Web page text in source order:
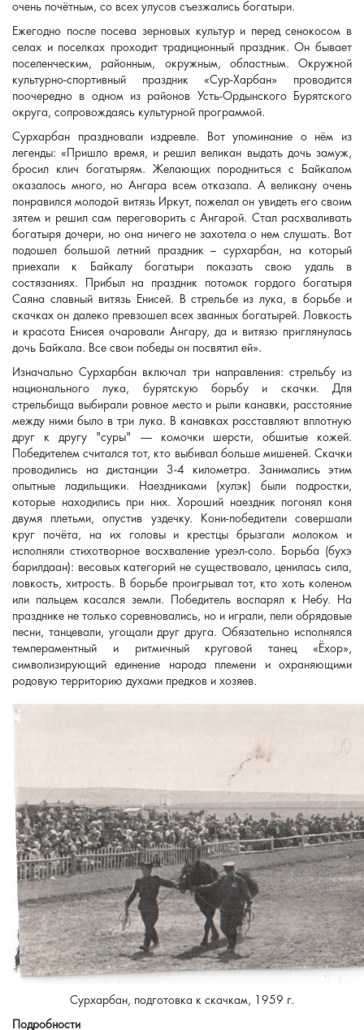
очень почётным, со всех улусов съезжались богатыри.
Ежегодно после посева зерновых культур и перед сенокосом в
селах и поселках проходит традиционный праздник. Он бывает
поселенческим, районным, окружным, областным. Окружной
культурно-спортивный праздник «Сур-Харбан» проводится
поочередно в одном из районов Усть-Ордынского Бурятского
округа, сопровождаясь культурной программой.
Сурхарбан праздновали издревле. Вот упоминание о нём из
легенды: «Пришло время, и решил великан выдать дочь замуж,
бросил клич богатырям. Желающих породниться с Байкалом
оказалось много, но Ангара всем отказала. А великану очень
понравился молодой витязь Иркут, пожелал он увидеть его своим
зятем и решил сам переговорить с Ангарой. Стал расхваливать
богатыря дочери, но она ничего не захотела о нем слушать. Вот
подошел большой летний праздник – сурхарбан, на который
приехали к Байкалу богатыри показать свою удаль в
состязаниях. Прибыл на праздник потомок гордого богатыря
Саяна славный витязь Енисей. В стрельбе из лука, в борьбе и
скачках он далеко превзошел всех званных богатырей. Ловкость
и красота Енисея очаровали Ангару, да и витязю приглянулась
дочь Байкала. Все свои победы он посвятил ей».
Изначально Сурхарбан включал три направления: стрельбу из
национального лука, бурятскую борьбу и скачки. Для
стрельбища выбирали ровное место и рыли канавки, расстояние
между ними было в три лука. В канавках расставляют вплотную
друг к другу "суры" — комочки шерсти, обшитые кожей.
Победителем считался тот, кто выбивал больше мишеней. Скачки
проводились на дистанции 3-4 километра. Занимались этим
опытные ладильщики. Наездниками (хулэк) были подростки,
которые находились при них. Хороший наездник погонял коня
двумя плетьми, опустив уздечку. Кони-победители совершали
круг почёта, на их головы и крестцы брызгали молоком и
исполняли стихотворное восхваление yреэл-соло. Борьба (бухэ
барилдаан): весовых категорий не существовало, ценилась сила,
ловкость, хитрость. В борьбе проигрывал тот, кто хоть коленом
или пальцем касался земли. Победитель воспарял к Небу. На
празднике не только соревновались, но и играли, пели обрядовые
песни, танцевали, угощали друг друга. Обязательно исполнялся
темпераментный и ритмичный круговой танец «Ёхор»,
символизирующий единение народа племени и охраняющими
родовую территорию духами предков и хозяев.
Сурхарбан, подготовка к скачкам, 1959 г.
Подробности